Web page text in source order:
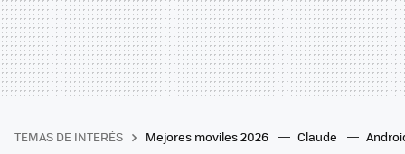
TEMAS DE INTERÉS Mejores moviles 2026 Claude